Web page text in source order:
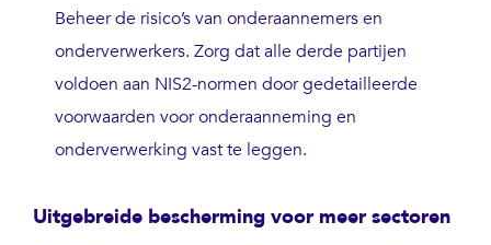
Beheer de risico’s van onderaannemers en
onderverwerkers. Zorg dat alle derde partijen
voldoen aan NIS2-normen door gedetailleerde
voorwaarden voor onderaanneming en
onderverwerking vast te leggen.
Uitgebreide bescherming voor meer sectoren